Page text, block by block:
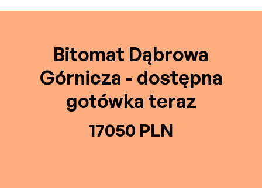
Bitomat Dąbrowa
Górnicza - dostępna
gotówka teraz
17050 PLN